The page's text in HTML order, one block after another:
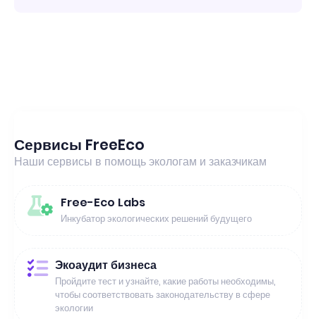
Сервисы FreeEco
Наши сервисы в помощь экологам и заказчикам
Free-Eco Labs
Инкубатор экологических решений будущего
Экоаудит бизнеса
Пройдите тест и узнайте, какие работы необходимы,
чтобы соответствовать законодательству в сфере
экологии